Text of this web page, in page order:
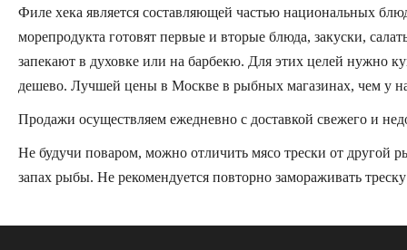
Филе хека является составляющей частью национальных
морепродукта готовят первые и вторые блюда, закуски,
запекают в духовке или на барбекю. Для этих целей нужно
дешево. Лучшей цены в Москве в рыбных магазинах, чем у
Продажи осуществляем ежедневно с доставкой свежего и
Не будучи поваром, можно отличить мясо трески от
запах рыбы. Не рекомендуется повторно замораживать